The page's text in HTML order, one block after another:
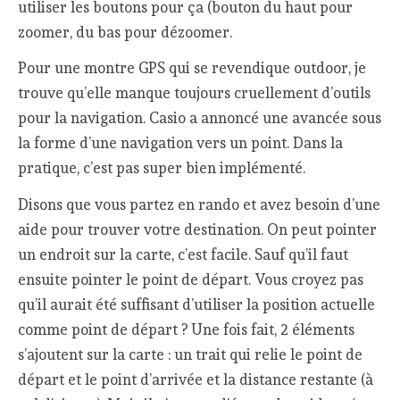
utiliser les boutons pour ça (bouton du haut pour
zoomer, du bas pour dézoomer.
Pour une montre GPS qui se revendique outdoor, je
trouve qu’elle manque toujours cruellement d’outils
pour la navigation. Casio a annoncé une avancée sous
la forme d’une navigation vers un point. Dans la
pratique, c’est pas super bien implémenté.
Disons que vous partez en rando et avez besoin d’une
aide pour trouver votre destination. On peut pointer
un endroit sur la carte, c’est facile. Sauf qu’il faut
ensuite pointer le point de départ. Vous croyez pas
qu’il aurait été suffisant d’utiliser la position actuelle
comme point de départ ? Une fois fait, 2 éléments
s’ajoutent sur la carte : un trait qui relie le point de
départ et le point d’arrivée et la distance restante (à